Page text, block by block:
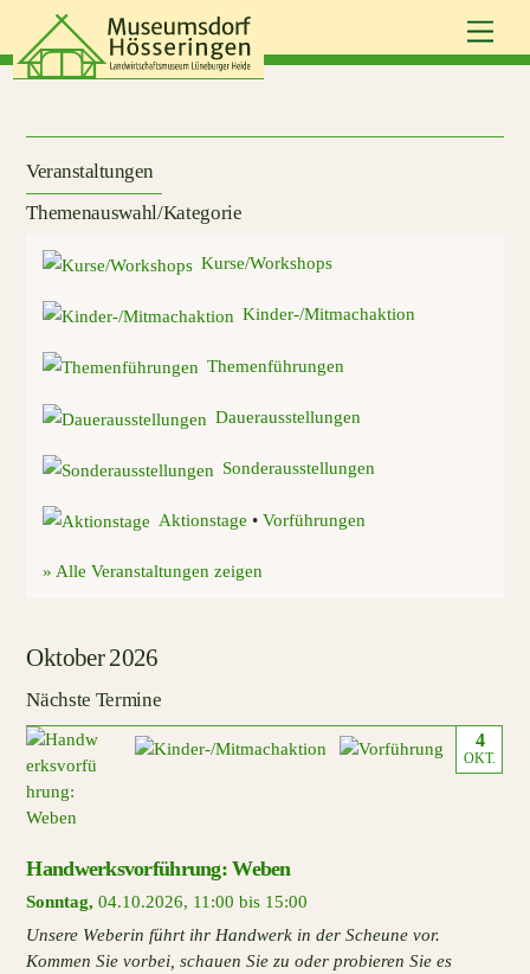
content
Veranstaltungen
Themenauswahl/Kategorie
Kurse/Workshops
Kinder-/Mitmachaktion
Themenführungen
Dauerausstellungen
Sonderausstellungen
Aktionstage •Vorführungen
» Alle Veranstaltungen zeigen
Oktober 2026
Nächste Termine
Handwerksvorführung: Weben
Sonntag,04.10.2026, 11:00 bis 15:00
Unsere Weberin führt ihr Handwerk in der Scheune vor.
Kommen Sie vorbei, schauen Sie zu oder probieren Sie es
4
OKT.